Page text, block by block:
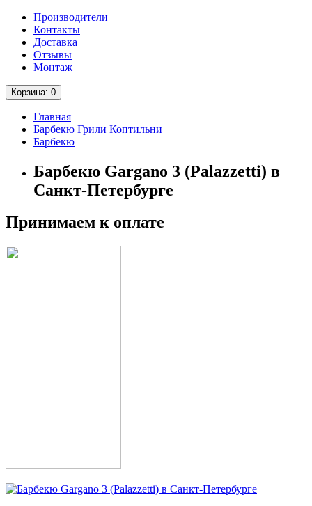
Производители
Контакты
Доставка
Отзывы
Монтаж
Корзина: 0
Главная
Барбекю Грили Коптильни
Барбекю
Барбекю Gargano 3 (Palazzetti) в
Санкт-Петербурге
Принимаем к оплате